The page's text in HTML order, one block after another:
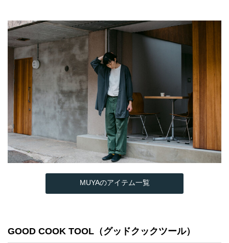
MUYAのアイテム一覧
GOOD COOK TOOL（グッドクックツール）